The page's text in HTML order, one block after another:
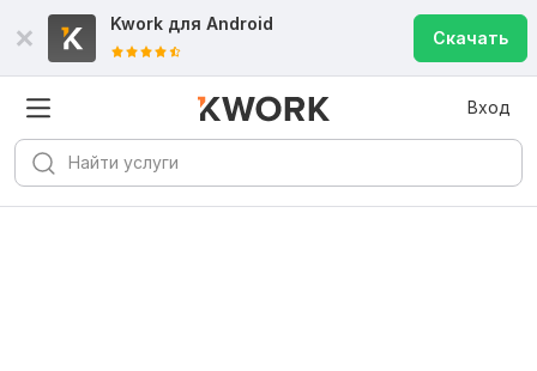
Kwork для Android
Скачать
Вход